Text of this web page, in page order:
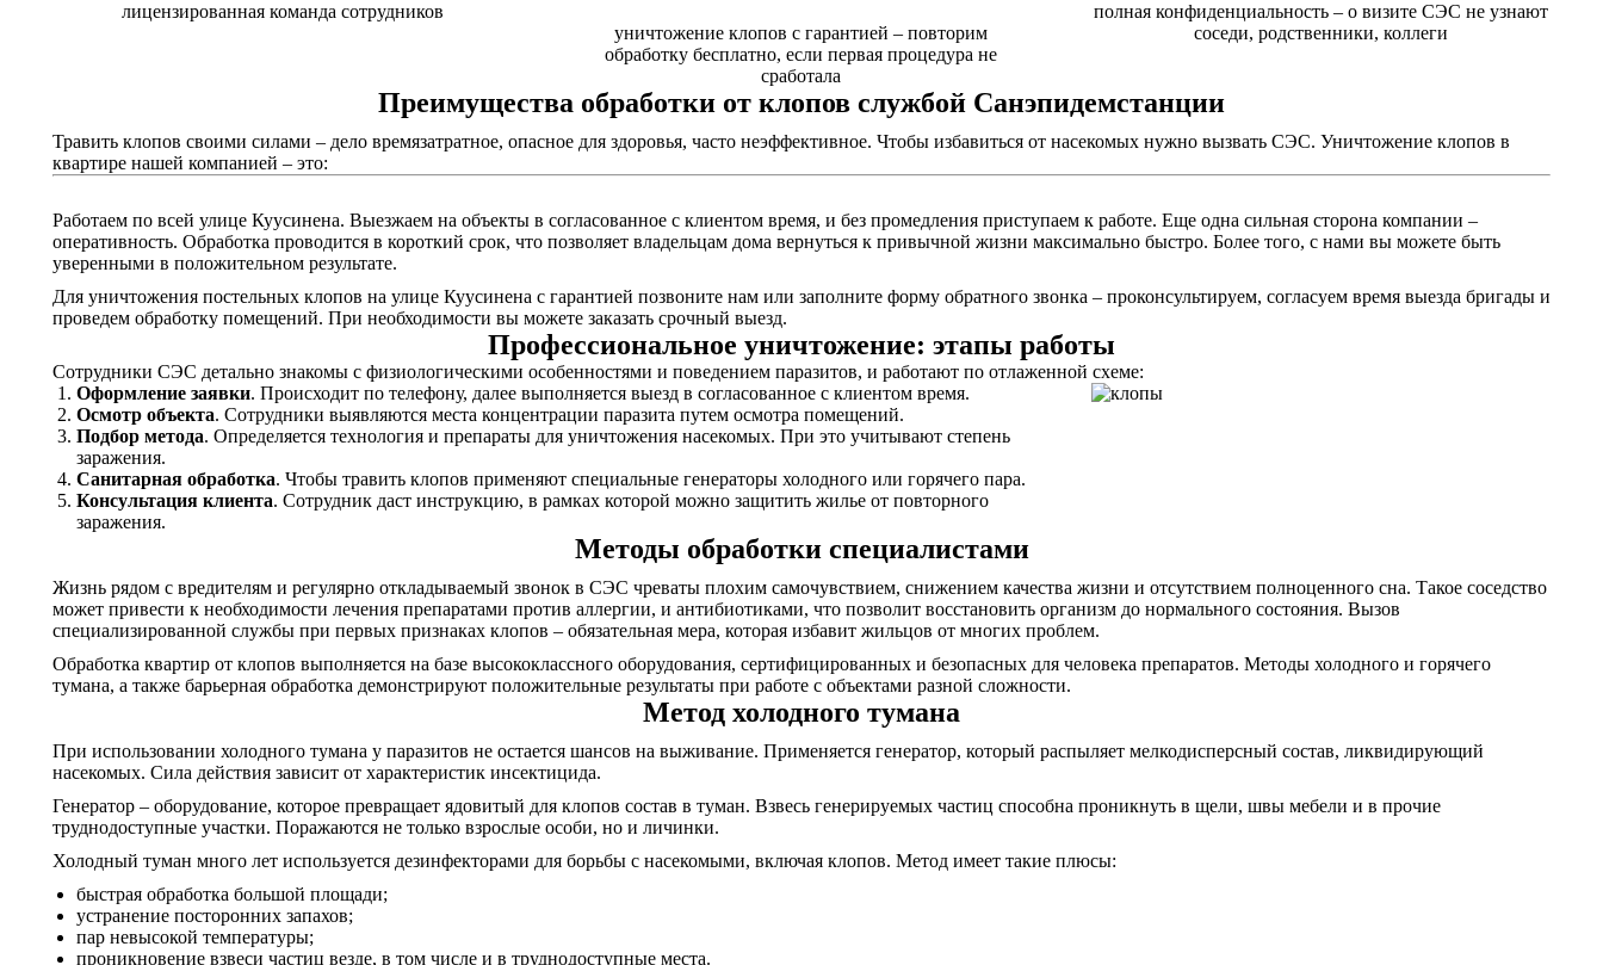
лицензированная команда сотрудников
уничтожение клопов с гарантией – повторим
обработку бесплатно, если первая процедура не
сработала
полная конфиденциальность – о визите СЭС не узнают
соседи, родственники, коллеги
Преимущества обработки от клопов службой Санэпидемстанции
Травить клопов своими силами – дело времязатратное, опасное для здоровья, часто неэффективное. Чтобы избавиться от насекомых нужно вызвать СЭС. Уничтожение клопов в
квартире нашей компанией – это:
Работаем по всей улице Куусинена. Выезжаем на объекты в согласованное с клиентом время, и без промедления приступаем к работе. Еще одна сильная сторона компании –
оперативность. Обработка проводится в короткий срок, что позволяет владельцам дома вернуться к привычной жизни максимально быстро. Более того, с нами вы можете быть
уверенными в положительном результате.
Для уничтожения постельных клопов на улице Куусинена с гарантией позвоните нам или заполните форму обратного звонка – проконсультируем, согласуем время выезда бригады и
проведем обработку помещений. При необходимости вы можете заказать срочный выезд.
Профессиональное уничтожение: этапы работы
Сотрудники СЭС детально знакомы с физиологическими особенностями и поведением паразитов, и работают по отлаженной схеме:
Оформление заявки. Происходит по телефону, далее выполняется выезд в согласованное с клиентом время.
Осмотр объекта. Сотрудники выявляются места концентрации паразита путем осмотра помещений.
Подбор метода. Определяется технология и препараты для уничтожения насекомых. При это учитывают степень
заражения.
Санитарная обработка. Чтобы травить клопов применяют специальные генераторы холодного или горячего пара.
Консультация клиента. Сотрудник даст инструкцию, в рамках которой можно защитить жилье от повторного
заражения.
Методы обработки специалистами
Жизнь рядом с вредителям и регулярно откладываемый звонок в СЭС чреваты плохим самочувствием, снижением качества жизни и отсутствием полноценного сна. Такое соседство
может привести к необходимости лечения препаратами против аллергии, и антибиотиками, что позволит восстановить организм до нормального состояния. Вызов
специализированной службы при первых признаках клопов – обязательная мера, которая избавит жильцов от многих проблем.
Обработка квартир от клопов выполняется на базе высококлассного оборудования, сертифицированных и безопасных для человека препаратов. Методы холодного и горячего
тумана, а также барьерная обработка демонстрируют положительные результаты при работе с объектами разной сложности.
Метод холодного тумана
При использовании холодного тумана у паразитов не остается шансов на выживание. Применяется генератор, который распыляет мелкодисперсный состав, ликвидирующий
насекомых. Сила действия зависит от характеристик инсектицида.
Генератор – оборудование, которое превращает ядовитый для клопов состав в туман. Взвесь генерируемых частиц способна проникнуть в щели, швы мебели и в прочие
труднодоступные участки. Поражаются не только взрослые особи, но и личинки.
Холодный туман много лет используется дезинфекторами для борьбы с насекомыми, включая клопов. Метод имеет такие плюсы:
быстрая обработка большой площади;
устранение посторонних запахов;
пар невысокой температуры;
проникновение взвеси частиц везде, в том числе и в труднодоступные места.